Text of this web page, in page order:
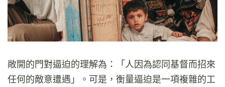
敞開的門對逼迫的理解為：「人因為認同基督而招來
任何的敵意遭遇」。可是，衡量逼迫是一項複雜的工